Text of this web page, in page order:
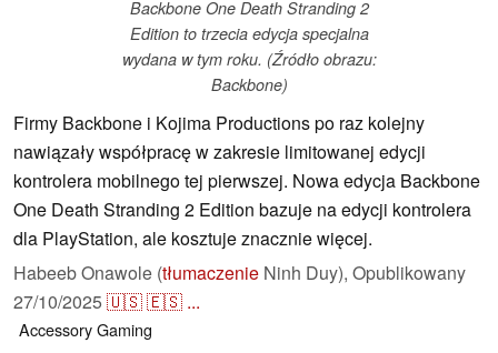
Backbone One Death Stranding 2
Edition to trzecia edycja specjalna
wydana w tym roku. (Źródło obrazu:
Backbone)
Firmy Backbone i Kojima Productions po raz kolejny
nawiązały współpracę w zakresie limitowanej edycji
kontrolera mobilnego tej pierwszej. Nowa edycja Backbone
One Death Stranding 2 Edition bazuje na edycji kontrolera
dla PlayStation, ale kosztuje znacznie więcej.
Habeeb Onawole (tłumaczenie Ninh Duy), Opublikowany
27/10/2025🇺🇸🇪🇸 ...
AccessoryGaming